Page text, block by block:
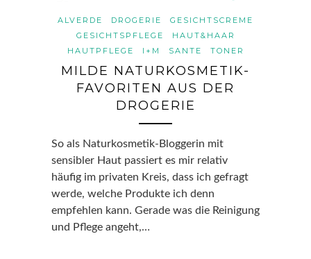
ALVERDE DROGERIE
GESICHTSCREME
GESICHTSPFLEGE
HAUT&HAAR
HAUTPFLEGE
I+M SANTE TONER
MILDE NATURKOSMETIK-
FAVORITEN AUS DER
DROGERIE
So als Naturkosmetik-Bloggerin mit
sensibler Haut passiert es mir relativ
häufig im privaten Kreis, dass ich gefragt
werde, welche Produkte ich denn
empfehlen kann. Gerade was die Reinigung
und Pflege angeht,…